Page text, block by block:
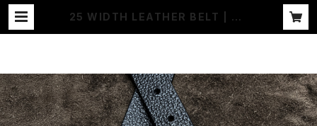
25 WIDTH LEATHER BELT | JA